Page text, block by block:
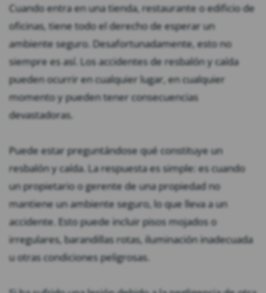
Cuando entra en una tienda, restaurante o edificio de
oficinas, tiene todo el derecho de esperar un
ambiente seguro. Desafortunadamente, esto no
siempre es así. Los accidentes de resbalón y caída
pueden ocurrir en cualquier lugar, en cualquier
momento y pueden tener consecuencias
devastadoras.
Puede estar preguntándose qué constituye un
resbalón y caída. La respuesta es simple: es cuando
un propietario o gerente de una propiedad no
mantiene un ambiente seguro, lo que lleva a un
accidente. Esto puede incluir pisos mojados o
irregulares, barandillas rotas, iluminación inadecuada
u otras condiciones peligrosas.